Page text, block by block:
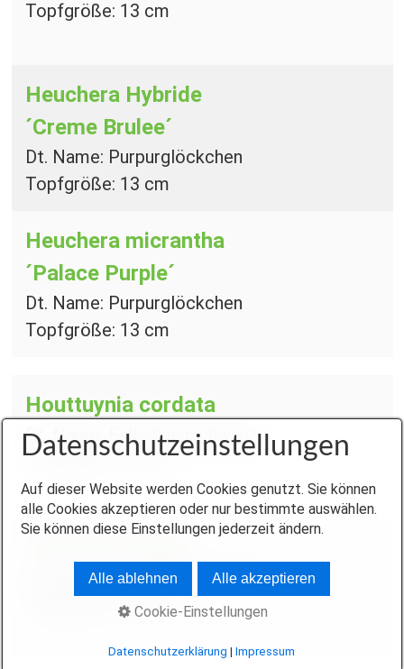
Topfgröße: 13 cm
Heuchera Hybride
´Creme Brulee´
Dt. Name: Purpurglöckchen
Topfgröße: 13 cm
Heuchera micrantha
´Palace Purple´
Dt. Name: Purpurglöckchen
Topfgröße: 13 cm
Houttuynia cordata
Dt. Name: Eidechsenschwanz
Topfgröße: 13 cm
Dt. Name: Alpen-Gemskresse
Topfgröße: 13 cm
Datenschutzeinstellungen
Auf dieser Website werden Cookies genutzt. Sie können
alle Cookies akzeptieren oder nur bestimmte auswählen.
Sie können diese Einstellungen jederzeit ändern.
Alle ablehnen Alle akzeptieren
Cookie-Einstellungen
Datenschutzerklärung |Impressum